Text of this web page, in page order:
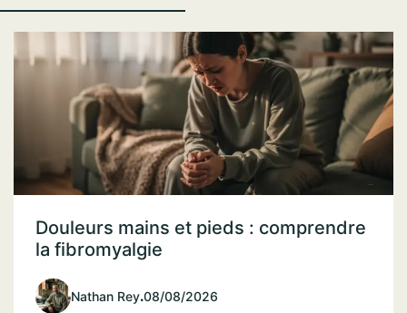
Douleurs mains et pieds : comprendre
la fibromyalgie
Nathan Rey.08/08/2026